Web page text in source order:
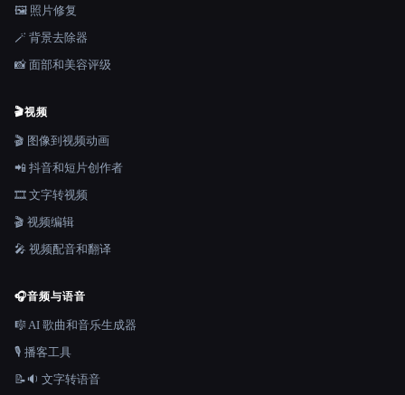
🖼️ 照片修复
🪄 背景去除器
📸 面部和美容评级
🎬视频
🎬 图像到视频动画
📲 抖音和短片创作者
🎞️ 文字转视频
🎬 视频编辑
🎤 视频配音和翻译
🎧音频与语音
🎼 AI 歌曲和音乐生成器
🎙️ 播客工具
📝🔉 文字转语音